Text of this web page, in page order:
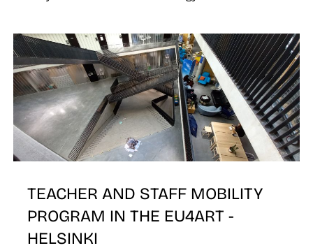
TEACHER AND STAFF MOBILITY
PROGRAM IN THE EU4ART -
HELSINKI